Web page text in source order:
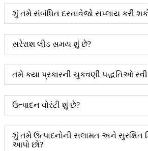
શું તમે સંબંધિત દસ્તાવેજો સપ્લાય કરી
સરેરાશ લીડ સમય શું છે?
તમે કયા પ્રકારની ચુકવણી પદ્ધતિઓ
ઉત્પાદન વોરંટી શું છે?
શું તમે ઉત્પાદનોની સલામત અને સુરક્ષિત
આપો છો?